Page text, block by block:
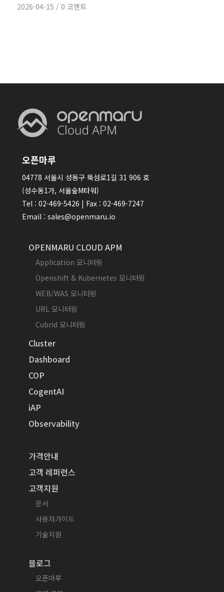
2026-04-15 / 0 코멘트
오픈마루
04778 서울시 성동구 뚝섬로1길 31 906 호
(성수동1가, 서울숲M타워)
Tel : 02-469-5426 | Fax : 02-469-7247
Email : sales@openmaru.io
OPENMARU CLOUD APM
Application 모니터링
Openshift & Kubernetes 모니터링
WEB/WAS 모니터링
URL 모니터링
Cubrid 모니터링
Cluster
Dashboard
COP
CogentAI
iAP
Observability
가격안내
고객 레퍼런스
고객지원
문서
사용자가이드
기술지원
블로그
오픈마루